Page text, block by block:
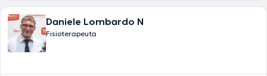
Daniele Lombardo N
Fisioterapeuta